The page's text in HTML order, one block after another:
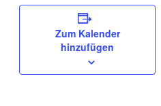
Zum Kalender
hinzufügen